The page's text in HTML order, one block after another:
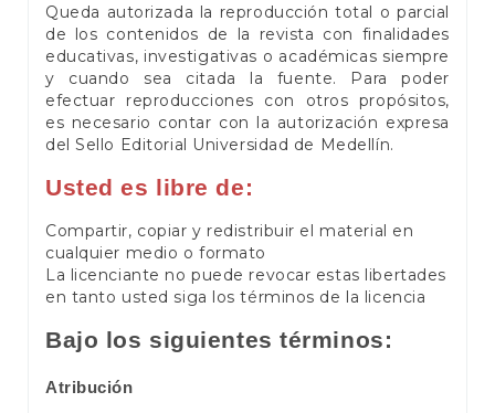
Queda autorizada la reproducción total o parcial
de los contenidos de la revista con finalidades
educativas, investigativas o académicas siempre
y cuando sea citada la fuente. Para poder
efectuar reproducciones con otros propósitos,
es necesario contar con la autorización expresa
del Sello Editorial Universidad de Medellín.
Usted es libre de:
Compartir, copiar y redistribuir el material en
cualquier medio o formato
La licenciante no puede revocar estas libertades
en tanto usted siga los términos de la licencia
Bajo los siguientes términos:
Atribución